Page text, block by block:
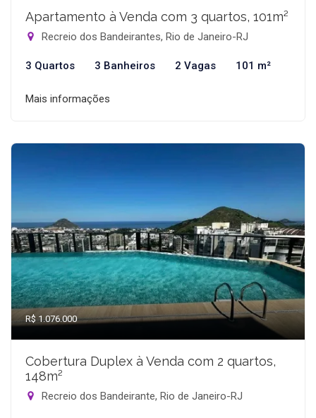
Apartamento à Venda com 3 quartos, 101m²
Recreio dos Bandeirantes, Rio de Janeiro-RJ
3 Quartos 3 Banheiros 2 Vagas 101 m²
Mais informações
R$ 1.076.000
Cobertura Duplex à Venda com 2 quartos,
148m²
Recreio dos Bandeirante, Rio de Janeiro-RJ